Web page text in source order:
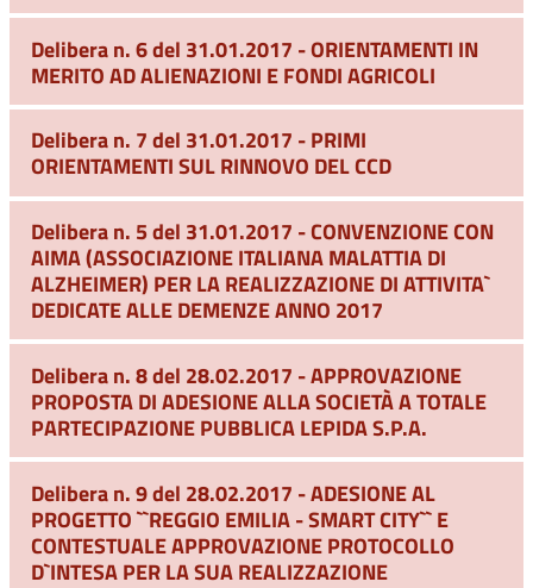
Delibera n. 6 del 31.01.2017 - ORIENTAMENTI IN
MERITO AD ALIENAZIONI E FONDI AGRICOLI
Delibera n. 7 del 31.01.2017 - PRIMI
ORIENTAMENTI SUL RINNOVO DEL CCD
Delibera n. 5 del 31.01.2017 - CONVENZIONE CON
AIMA (ASSOCIAZIONE ITALIANA MALATTIA DI
ALZHEIMER) PER LA REALIZZAZIONE DI ATTIVITA`
DEDICATE ALLE DEMENZE ANNO 2017
Delibera n. 8 del 28.02.2017 - APPROVAZIONE
PROPOSTA DI ADESIONE ALLA SOCIETÀ A TOTALE
PARTECIPAZIONE PUBBLICA LEPIDA S.P.A.
Delibera n. 9 del 28.02.2017 - ADESIONE AL
PROGETTO ``REGGIO EMILIA - SMART CITY`` E
CONTESTUALE APPROVAZIONE PROTOCOLLO
D`INTESA PER LA SUA REALIZZAZIONE